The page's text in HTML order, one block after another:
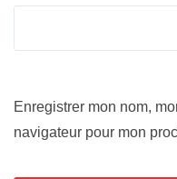
Enregistrer mon nom,
navigateur pour mon